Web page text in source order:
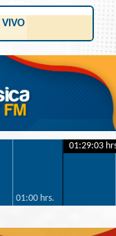
01:00 hrs.
01:29:04
VIVO